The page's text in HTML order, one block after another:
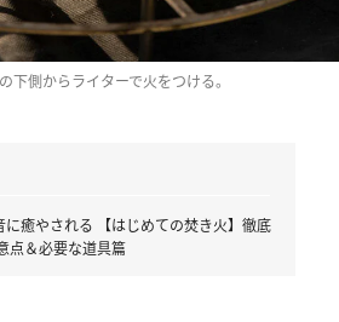
下側からライターで火をつける。
に癒やされる 【はじめての焚き火】徹底
点＆必要な道具篇